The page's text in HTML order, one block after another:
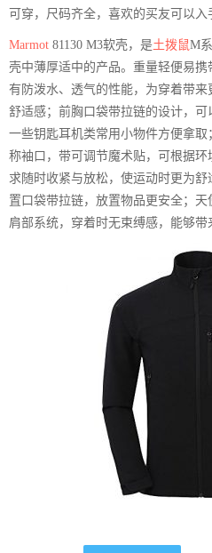
可穿，尺码齐全，喜欢的买友可以入
Marmot 81130 M3软壳，是土拨鼠M
壳中薄厚适中的产品。重量轻便易携
有防泼水、透气的性能，为穿着带来
舒适感；前胸口袋带拉链的设计，可
一些钥匙耳机类常用小物件方便拿取
称袖口，带可调节魔术贴，可根据环
求随时收紧与放松，使运动时更为舒
置口袋带拉链，放置物品更安全；天
肩部系统，穿着时无束缚感，能够带